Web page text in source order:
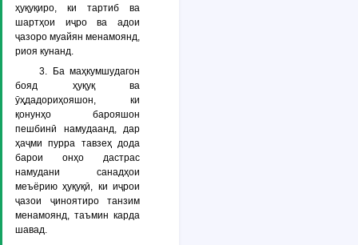
ҳуқуқиро, ки тартиб ва
шартҳои иҷро ва адои
ҷазоро муайян менамоянд,
риоя кунанд.
3. Ба маҳкумшудагон
бояд ҳуқуқ ва
ӯҳдадориҳояшон, ки
қонунҳо барояшон
пешбинӣ намудаанд, дар
ҳаҷми пурра тавзеҳ дода
барои онҳо дастрас
намудани санадҳои
меъёрию ҳуқуқӣ, ки иҷрои
ҷазои ҷиноятиро танзим
менамоянд, таъмин карда
шавад.